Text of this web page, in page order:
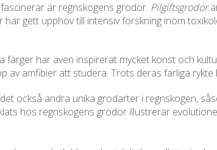
är regnskogens grodor. Pilgiftsgrodor
har gett upphov till intensiv forskning inom
har även inspirerat mycket konst och
av amfibier att studera. Trots deras farliga
också andra unika grodarter i regnskogen,
hos regnskogens grodor illustrerar